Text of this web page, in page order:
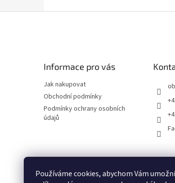
Používáme cookies, abychom Vám
Informace pro vás
Jak nakupovat
Obchodní podmínky
Podmínky ochrany osobních
údajů